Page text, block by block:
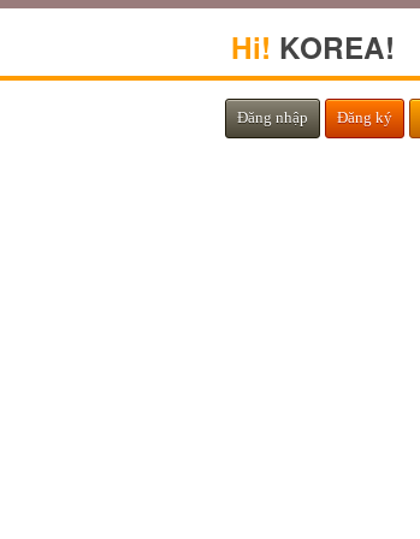
Hi! KOREA!
Đăng nhập Đăng ký